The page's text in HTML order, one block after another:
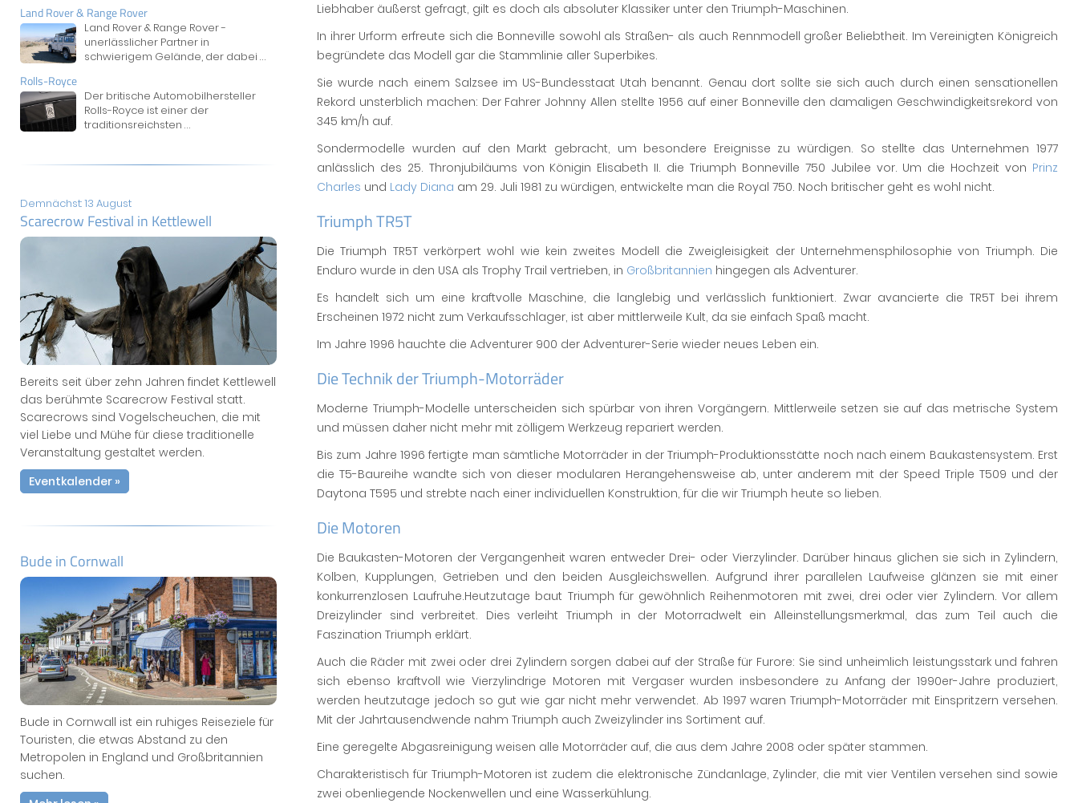
Land Rover & Range Rover
Land Rover & Range Rover -
unerlässlicher Partner in
schwierigem Gelände, der dabei ...
Rolls-Royce
Der britische Automobilhersteller
Rolls-Royce ist einer der
traditionsreichsten ...
Demnächst: 13 August
Scarecrow Festival in Kettlewell
Bereits seit über zehn Jahren findet Kettlewell
das berühmte Scarecrow Festival statt.
Scarecrows sind Vogelscheuchen, die mit
viel Liebe und Mühe für diese traditionelle
Veranstaltung gestaltet werden.
Eventkalender »
Bude in Cornwall
Bude in Cornwall ist ein ruhiges Reiseziele für
Touristen, die etwas Abstand zu den
Metropolen in England und Großbritannien
suchen.
Liebhaber äußerst gefragt, gilt es doch als absoluter Klassiker unter den Triumph-Maschinen.
In ihrer Urform erfreute sich die Bonneville sowohl als Straßen- als auch Rennmodell großer Beliebtheit. Im Vereinigten Königreich
begründete das Modell gar die Stammlinie aller Superbikes.
Sie wurde nach einem Salzsee im US-Bundesstaat Utah benannt. Genau dort sollte sie sich auch durch einen sensationellen
Rekord unsterblich machen: Der Fahrer Johnny Allen stellte 1956 auf einer Bonneville den damaligen Geschwindigkeitsrekord von
345 km/h auf.
Sondermodelle wurden auf den Markt gebracht, um besondere Ereignisse zu würdigen. So stellte das Unternehmen 1977
anlässlich des 25. Thronjubiläums von Königin Elisabeth II. die Triumph Bonneville 750 Jubilee vor. Um die Hochzeit von Prinz
Charles und Lady Diana am 29. Juli 1981 zu würdigen, entwickelte man die Royal 750. Noch britischer geht es wohl nicht.
Triumph TR5T
Die Triumph TR5T verkörpert wohl wie kein zweites Modell die Zweigleisigkeit der Unternehmensphilosophie von Triumph. Die
Enduro wurde in den USA als Trophy Trail vertrieben, in Großbritannien hingegen als Adventurer.
Es handelt sich um eine kraftvolle Maschine, die langlebig und verlässlich funktioniert. Zwar avancierte die TR5T bei ihrem
Erscheinen 1972 nicht zum Verkaufsschlager, ist aber mittlerweile Kult, da sie einfach Spaß macht.
Im Jahre 1996 hauchte die Adventurer 900 der Adventurer-Serie wieder neues Leben ein.
Die Technik der Triumph-Motorräder
Moderne Triumph-Modelle unterscheiden sich spürbar von ihren Vorgängern. Mittlerweile setzen sie auf das metrische System
und müssen daher nicht mehr mit zölligem Werkzeug repariert werden.
Bis zum Jahre 1996 fertigte man sämtliche Motorräder in der Triumph-Produktionsstätte noch nach einem Baukastensystem. Erst
die T5-Baureihe wandte sich von dieser modularen Herangehensweise ab, unter anderem mit der Speed Triple T509 und der
Daytona T595 und strebte nach einer individuellen Konstruktion, für die wir Triumph heute so lieben.
Die Motoren
Die Baukasten-Motoren der Vergangenheit waren entweder Drei- oder Vierzylinder. Darüber hinaus glichen sie sich in Zylindern,
Kolben, Kupplungen, Getrieben und den beiden Ausgleichswellen. Aufgrund ihrer parallelen Laufweise glänzen sie mit einer
konkurrenzlosen Laufruhe.Heutzutage baut Triumph für gewöhnlich Reihenmotoren mit zwei, drei oder vier Zylindern. Vor allem
Dreizylinder sind verbreitet. Dies verleiht Triumph in der Motorradwelt ein Alleinstellungsmerkmal, das zum Teil auch die
Faszination Triumph erklärt.
Auch die Räder mit zwei oder drei Zylindern sorgen dabei auf der Straße für Furore: Sie sind unheimlich leistungsstark und fahren
sich ebenso kraftvoll wie Vierzylindrige Motoren mit Vergaser wurden insbesondere zu Anfang der 1990er-Jahre produziert,
werden heutzutage jedoch so gut wie gar nicht mehr verwendet. Ab 1997 waren Triumph-Motorräder mit Einspritzern versehen.
Mit der Jahrtausendwende nahm Triumph auch Zweizylinder ins Sortiment auf.
Eine geregelte Abgasreinigung weisen alle Motorräder auf, die aus dem Jahre 2008 oder später stammen.
Charakteristisch für Triumph-Motoren ist zudem die elektronische Zündanlage, Zylinder, die mit vier Ventilen versehen sind sowie
zwei obenliegende Nockenwellen und eine Wasserkühlung.